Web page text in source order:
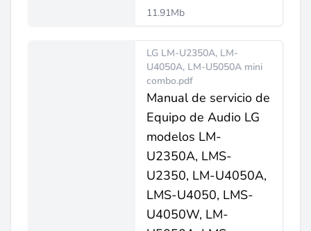
11.91Mb
LG LM-U2350A, LM-
U4050A, LM-U5050A mini
combo.pdf
Manual de servicio de
Equipo de Audio LG
modelos LM-
U2350A, LMS-
U2350, LM-U4050A,
LMS-U4050, LMS-
U4050W, LM-